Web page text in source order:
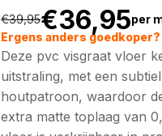
€39,95
prijs
was:
€36,95
Huidige
prijs
is:
per
Ergens anders
Deze pvc visgraat vloer
uitstraling, met een
houtpatroon, waardoor
extra matte toplaag van